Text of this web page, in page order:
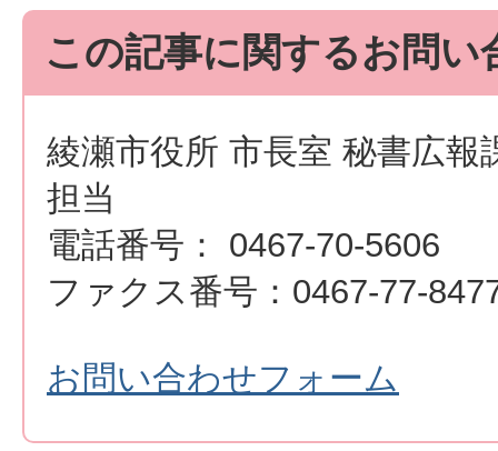
この記事に関するお問い
綾瀬市役所 市長室 秘書広報
担当
電話番号： 0467-70-5606
ファクス番号：0467-77-
お問い合わせフォーム